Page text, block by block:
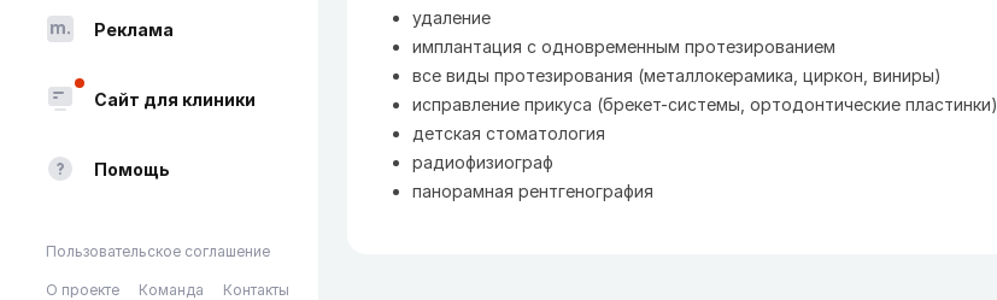
Реклама
Сайт для клиники
Помощь
Пользовательское соглашение
О проекте Команда Контакты
удаление
имплантация с одновременным протезированием
все виды протезирования (металлокерамика, циркон, виниры)
исправление прикуса (брекет-системы, ортодонтические пластинки)
детская стоматология
радиофизиограф
панорамная рентгенография